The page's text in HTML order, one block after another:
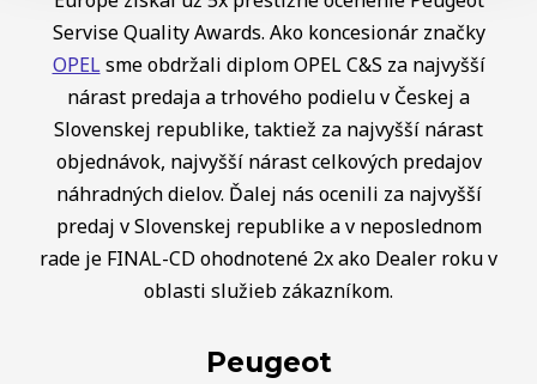
Servise Quality Awards. Ako koncesionár značky
OPELsme obdržali diplom OPEL C&S za najvyšší
nárast predaja a trhového podielu v Českej a
Slovenskej republike, taktiež za najvyšší nárast
objednávok, najvyšší nárast celkových predajov
náhradných dielov. Ďalej nás ocenili za najvyšší
predaj v Slovenskej republike a v neposlednom
rade je FINAL-CD ohodnotené 2x ako Dealer roku v
oblasti služieb zákazníkom.
Peugeot